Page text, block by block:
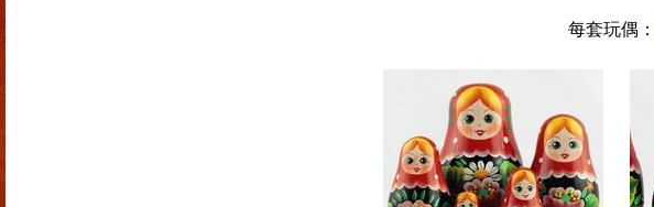
每套玩偶：